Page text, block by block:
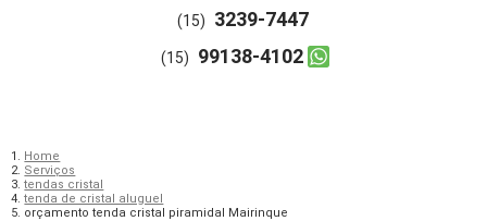
(15) 3239-7447
(15) 99138-4102
Home
Serviços
tendas cristal
tenda de cristal aluguel
orçamento tenda cristal piramidal Mairinque